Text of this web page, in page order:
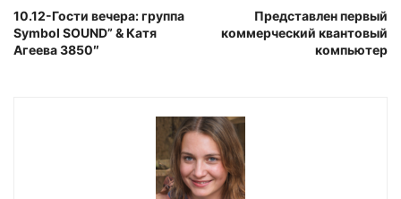
10.12-Гости вечера: группа
Symbol SOUND” & Катя
Агеева 3850″
Представлен первый
коммерческий квантовый
компьютер